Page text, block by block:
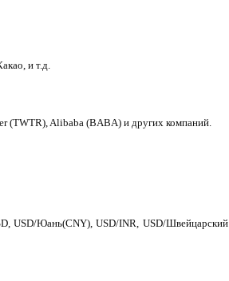
и т.д.
(TWTR), Alibaba (BABA) и других компаний.
USD/Юань(CNY), USD/INR, USD/Швейцарский